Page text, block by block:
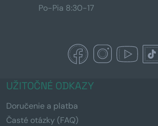
Po-Pia 8:30-17
UŽITOČNÉ ODKAZY
Doručenie a platba
Časté otázky (FAQ)